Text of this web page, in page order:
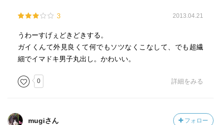
3 2013.04.21
うわーすげぇどきどきする。
ガイくんて外見良くて何でもソツなくこなして、でも超繊
細でイマドキ男子丸出し。かわいい。
0 詳細をみる
mugiさん フォロー